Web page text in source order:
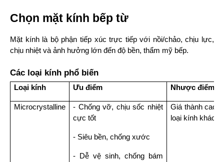
Chọn mặt kính bếp từ
Mặt kính là bộ phận tiếp xúc trực tiếp với nồi/chảo, chịu lực,
chịu nhiệt và ảnh hưởng lớn đến độ bền, thẩm mỹ bếp.
Các loại kính phổ biến
Loại kính Ưu điểm Nhược điểm
Microcrystalline
- Chống vỡ, chịu sốc nhiệt
cực tốt
- Siêu bền, chống xước
- Dễ vệ sinh, chống bám
Giá thành cao
loại kính khác